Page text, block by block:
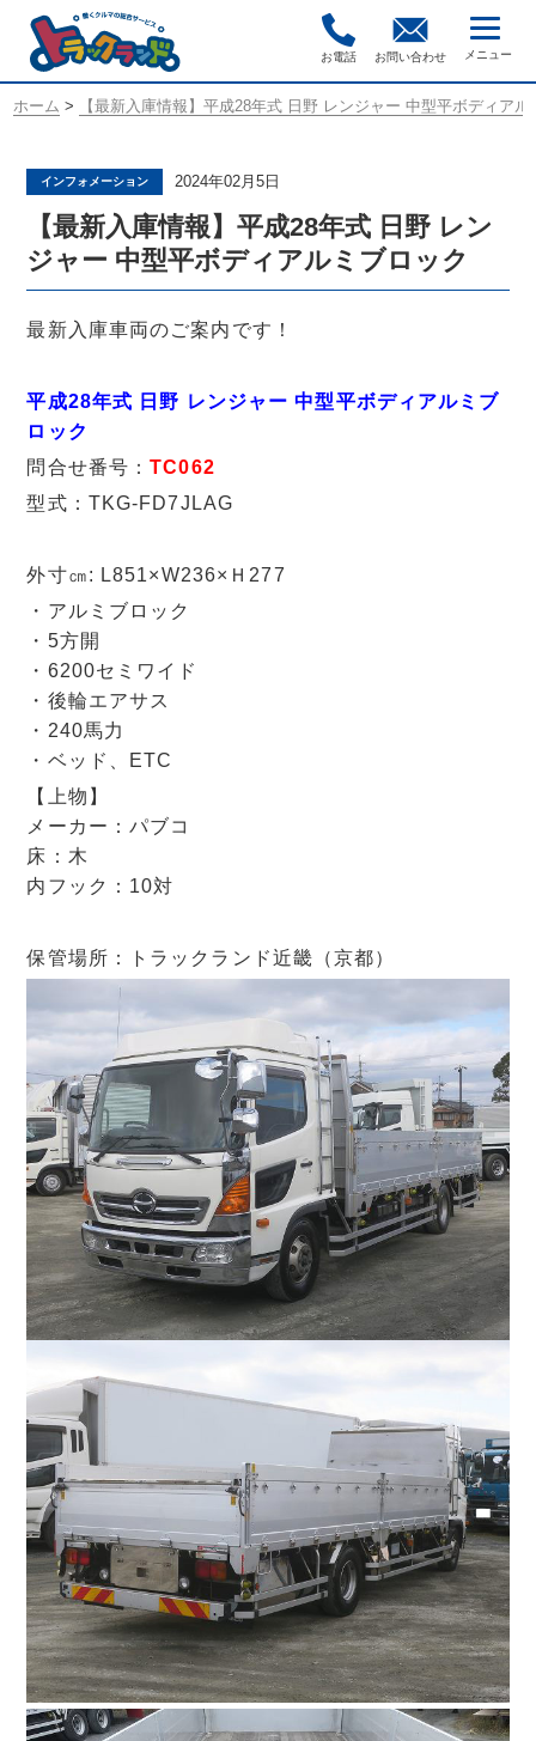
お電話 お問い合わせ
ホーム > 【最新入庫情報】平成28年式 日野 レンジャー 中型平ボディアル
インフォメーション 2024年02月5日
【最新入庫情報】平成28年式 日野 レン
ジャー 中型平ボディアルミブロック
最新入庫車両のご案内です！
平成28年式 日野 レンジャー 中型平ボディアルミブ
ロック
問合せ番号：TC062
型式：TKG-FD7JLAG
外寸㎝: L851×W236×Ｈ277
・アルミブロック
・5方開
・6200セミワイド
・後輪エアサス
・240馬力
・ベッド、ETC
【上物】
メーカー：パブコ
床：木
内フック：10対
保管場所：トラックランド近畿（京都）